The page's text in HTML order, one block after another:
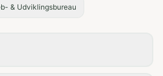
& Udviklingsbureau